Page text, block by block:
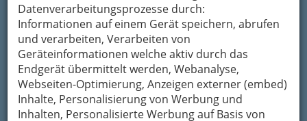
Datenverarbeitungsprozesse durch:
Informationen auf einem Gerät speichern, abrufen
und verarbeiten, Verarbeiten von
Geräteinformationen welche aktiv durch das
Endgerät übermittelt werden, Webanalyse,
Webseiten-Optimierung, Anzeigen externer (embed)
Inhalte, Personalisierung von Werbung und
Inhalten, Personalisierte Werbung auf Basis von
Cafés, Konditoreien & Eis